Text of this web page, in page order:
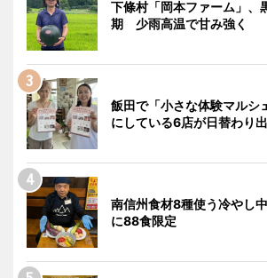
下條村「岡本ファーム」、
期 少雨高温で甘み強く
飯田で「小さな体験マル
にしている6店が日替わり
南信州食材8種使う冷やし
に88食限定